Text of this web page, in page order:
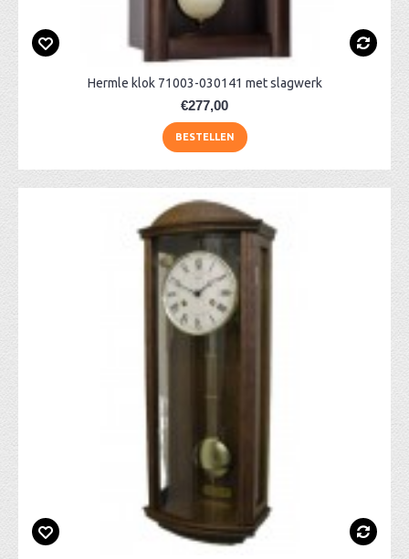
Hermle klok 71003-030141 met slagwerk
€277,00
BESTELLEN